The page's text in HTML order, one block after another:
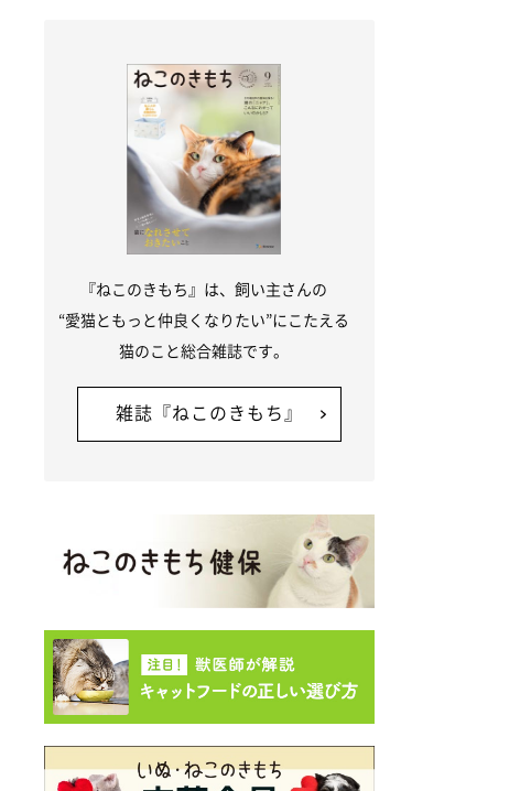
『ねこのきもち』は、飼い主さんの
“愛猫ともっと仲良くなりたい”にこたえる
猫のこと総合雑誌です。
雑誌『ねこのきもち』